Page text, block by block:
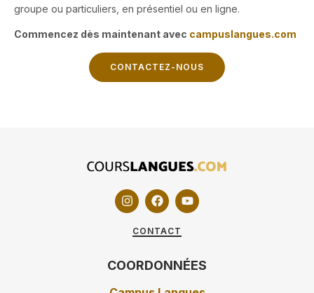
groupe ou particuliers, en présentiel ou en ligne.
Commencez dès maintenant avec campuslangues.com
CONTACTEZ-NOUS
CONTACT
COORDONNÉES